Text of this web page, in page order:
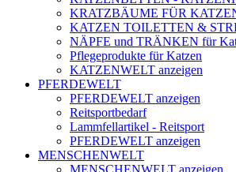
KRATZBÄUME FÜR
KATZEN TOILETTEN &
NÄPFE und TRÄNKEN für
Pflegeprodukte für Katzen
KATZENWELT anzeigen
PFERDEWELT
PFERDEWELT anzeigen
Reitsportbedarf
Lammfellartikel - Reitsport
PFERDEWELT anzeigen
MENSCHENWELT
MENSCHENWELT anzeigen